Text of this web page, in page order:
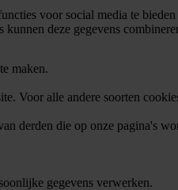
voor social media te
deze gegevens
maken.
Voor alle andere soorten
derden die op onze pagina's
gegevens verwerken.